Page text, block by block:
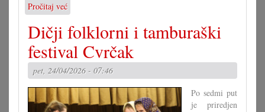
Pročitaj već
Parni
valjak
rasprodao
je
opet
Hrvatsku
noć
Dičji folklorni i tamburaški
festival Cvrčak
pet, 24/04/2026 - 07:46
Po sedmi put
je priredjen